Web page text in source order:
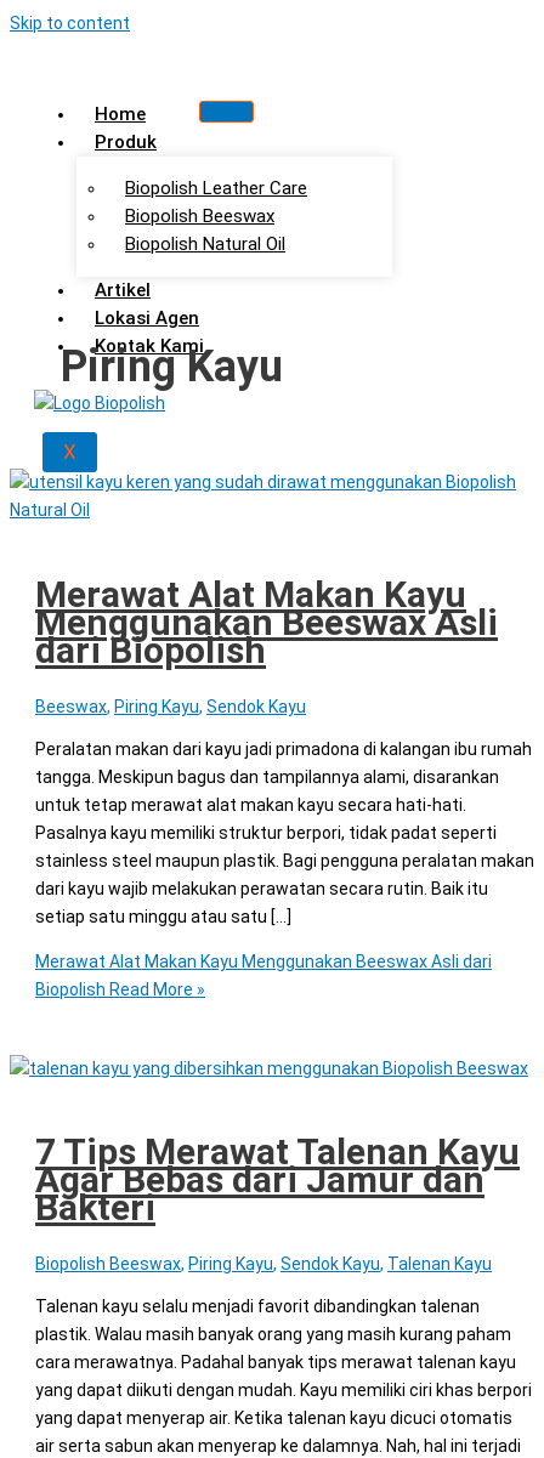
Skip to content
Home
Produk
Biopolish Leather Care
Biopolish Beeswax
Biopolish Natural Oil
Artikel
Lokasi Agen
Kontak Kami
X
Piring Kayu
Merawat Alat Makan Kayu
Menggunakan Beeswax Asli
dari Biopolish
Beeswax, Piring Kayu, Sendok Kayu
Peralatan makan dari kayu jadi primadona di kalangan ibu rumah
tangga. Meskipun bagus dan tampilannya alami, disarankan
untuk tetap merawat alat makan kayu secara hati-hati.
Pasalnya kayu memiliki struktur berpori, tidak padat seperti
stainless steel maupun plastik. Bagi pengguna peralatan makan
dari kayu wajib melakukan perawatan secara rutin. Baik itu
setiap satu minggu atau satu […]
Merawat Alat Makan Kayu Menggunakan Beeswax Asli dari
Biopolish Read More »
7 Tips Merawat Talenan Kayu
Agar Bebas dari Jamur dan
Bakteri
Biopolish Beeswax, Piring Kayu, Sendok Kayu, Talenan Kayu
Talenan kayu selalu menjadi favorit dibandingkan talenan
plastik. Walau masih banyak orang yang masih kurang paham
cara merawatnya. Padahal banyak tips merawat talenan kayu
yang dapat diikuti dengan mudah. Kayu memiliki ciri khas berpori
yang dapat menyerap air. Ketika talenan kayu dicuci otomatis
air serta sabun akan menyerap ke dalamnya. Nah, hal ini terjadi